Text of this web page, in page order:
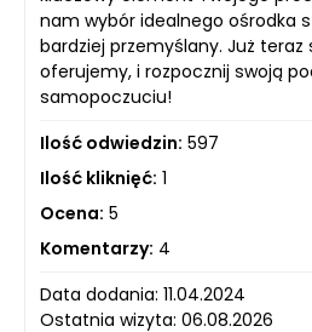
nam wybór idealnego ośrodka
bardziej przemyślany. Już teraz
oferujemy, i rozpocznij swoją
samopoczuciu!
Ilość odwiedzin: 597
Ilość kliknięć: 1
Ocena: 5
Komentarzy: 4
Data dodania: 11.04.2024
Ostatnia wizyta: 06.08.2026